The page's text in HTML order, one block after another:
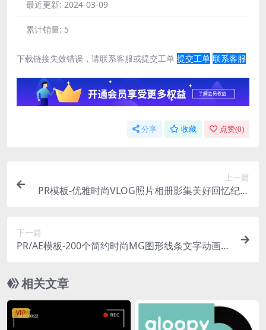
最近更新: 2024-03-09
累计销量: 5
下载链接失效错误，请联系客服或提交工单 提交工单 联系客服
分享 收藏 点赞(0)
上一篇
PR模板-优雅时尚VLOG照片相册影集美好回忆纪念
下一篇
PR/AE模板-200个简约时尚MG图形线条文字动画标
相关文章
VIP